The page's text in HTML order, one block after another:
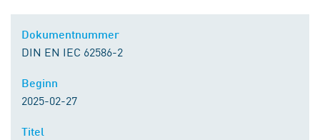
Dokumentnummer
DIN EN IEC 62586-2
Beginn
2025-02-27
Titel